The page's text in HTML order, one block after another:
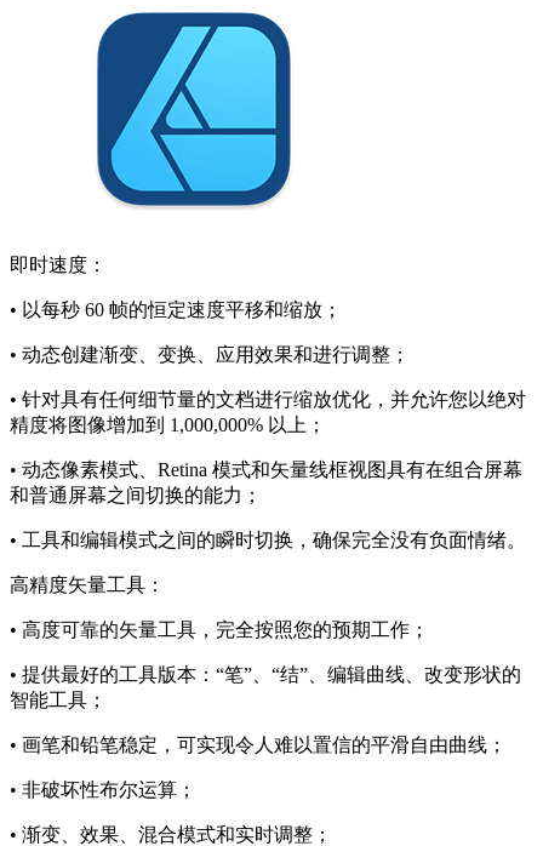
即时速度：
• 以每秒 60 帧的恒定速度平移和缩放；
• 动态创建渐变、变换、应用效果和进行调整；
• 针对具有任何细节量的文档进行缩放优化，并允许您以绝对
精度将图像增加到 1,000,000% 以上；
• 动态像素模式、Retina 模式和矢量线框视图具有在组合屏幕
和普通屏幕之间切换的能力；
• 工具和编辑模式之间的瞬时切换，确保完全没有负面情绪。
高精度矢量工具：
• 高度可靠的矢量工具，完全按照您的预期工作；
• 提供最好的工具版本：“笔”、“结”、编辑曲线、改变形状的
智能工具；
• 画笔和铅笔稳定，可实现令人难以置信的平滑自由曲线；
• 非破坏性布尔运算；
• 渐变、效果、混合模式和实时调整；